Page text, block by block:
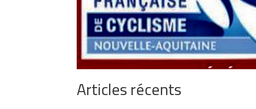
Articles récents